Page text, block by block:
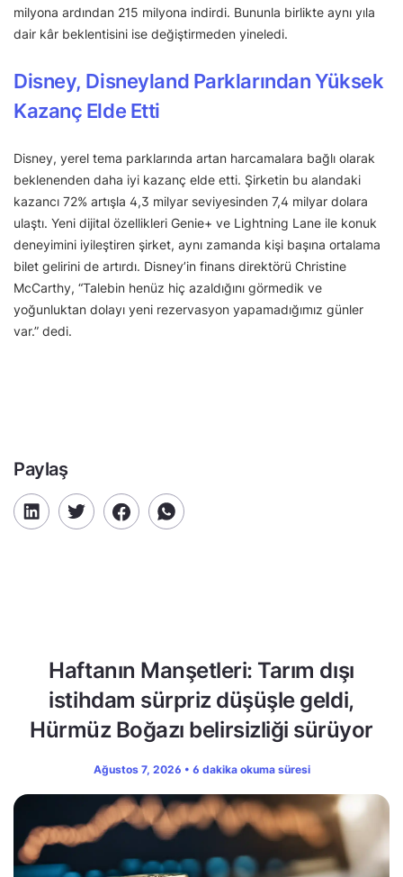
milyona ardından 215 milyona indirdi. Bununla birlikte aynı yıla
dair kâr beklentisini ise değiştirmeden yineledi.
Disney, Disneyland Parklarından Yüksek
Kazanç Elde Etti
Disney, yerel tema parklarında artan harcamalara bağlı olarak
beklenenden daha iyi kazanç elde etti. Şirketin bu alandaki
kazancı 72% artışla 4,3 milyar seviyesinden 7,4 milyar dolara
ulaştı. Yeni dijital özellikleri Genie+ ve Lightning Lane ile konuk
deneyimini iyileştiren şirket, aynı zamanda kişi başına ortalama
bilet gelirini de artırdı. Disney’in finans direktörü Christine
McCarthy, “Talebin henüz hiç azaldığını görmedik ve
yoğunluktan dolayı yeni rezervasyon yapamadığımız günler
var.” dedi.
Paylaş
Haftanın Manşetleri: Tarım dışı
istihdam sürpriz düşüşle geldi,
Hürmüz Boğazı belirsizliği sürüyor
Ağustos 7, 2026 • 6 dakika okuma süresi